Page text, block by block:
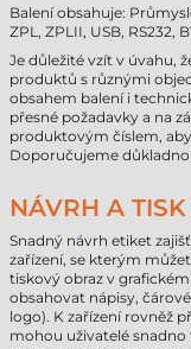
Balení obsahuje:
ZPL, ZPLII, USB, RS232,
Je důležité vzít v úvahu,
produktů s různými
obsahem balení i
přesné požadavky a na
produktovým číslem,
Doporučujeme
NÁVRH A TISK
Snadný návrh etiket
zařízení, se kterým
tiskový obraz v
obsahovat nápisy,
logo). K zařízení rovněž
mohou uživatelé